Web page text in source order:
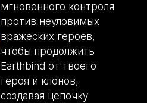
мгновенного контроля
против неуловимых
вражеских героев,
чтобы продолжить
Earthbind от твоего
героя и клонов,
создавая цепочку